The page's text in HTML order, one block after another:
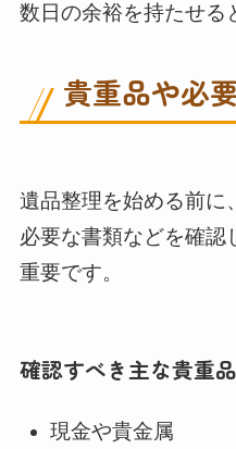
数日の余裕を持たせる
貴重品や必
遺品整理を始める前に
必要な書類などを確認
重要です。
確認すべき主な貴重品
現金や貴金属